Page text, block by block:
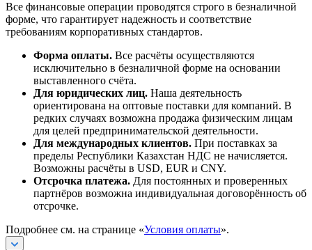
Все финансовые операции проводятся строго в безналичной
форме, что гарантирует надежность и соответствие
требованиям корпоративных стандартов.
Форма оплаты. Все расчёты осуществляются
исключительно в безналичной форме на основании
выставленного счёта.
Для юридических лиц. Наша деятельность
ориентирована на оптовые поставки для компаний. В
редких случаях возможна продажа физическим лицам
для целей предпринимательской деятельности.
Для международных клиентов. При поставках за
пределы Республики Казахстан НДС не начисляется.
Возможны расчёты в USD, EUR и CNY.
Отсрочка платежа. Для постоянных и проверенных
партнёров возможна индивидуальная договорённость об
отсрочке.
Подробнее см. на странице «Условия оплаты».